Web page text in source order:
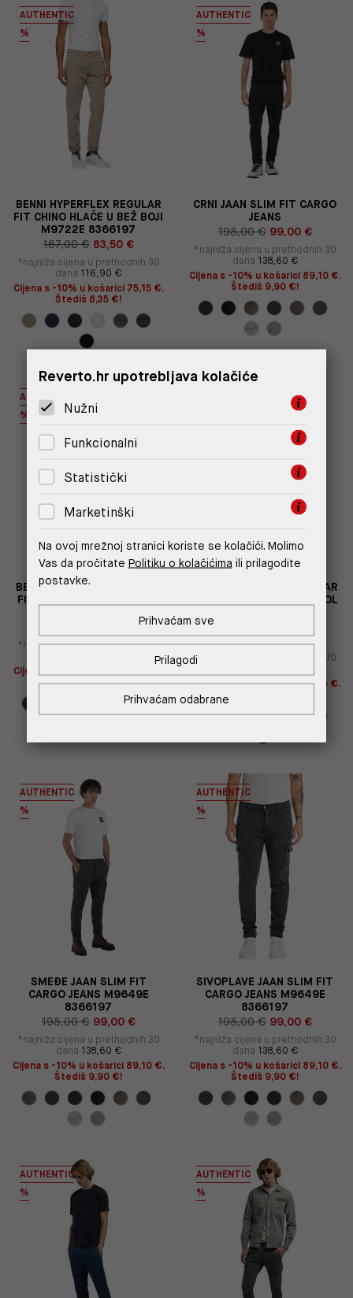
AUTHENTIC
%
BENNI HYPERFLEX REGULAR
FIT CHINO HLAČE U BEŽ BOJI
M9722E 8366197
167,00 € 83,50 €
*najniža cijena u prethodnih 30
dana 116,90 €
Cijena s -10% u košarici 75,15 €.
Štediš 8,35 €!
AUTHENTIC
%
CRNI JAAN SLIM FIT CARGO
JEANS
198,00 € 99,00 €
*najniža cijena u prethodnih 30
dana 138,60 €
Cijena s -10% u košarici 89,10 €.
Štediš 9,90 €!
AUTHENTIC
%
BENNI HYPERFLEX REGULAR
FIT CHINO HLAČE U PLAVOJ
*najniža cijena u prethodnih 30
Cijena s -10% u košarici 75,15 €.
Štediš 8,35 €!
BENNI HYPERFLEX REGULAR
FIT CHINO HLAČE U PETROL
167,00 € 83,50 €
*najniža cijena u prethodnih 30
Cijena s -10% u košarici 75,15 €.
AUTHENTIC
%
SMEĐE JAAN SLIM FIT
CARGO JEANS M9649E
8366197
198,00 € 99,00 €
*najniža cijena u prethodnih 30
dana 138,60 €
Cijena s -10% u košarici 89,10 €.
Štediš 9,90 €!
AUTHENTIC
%
SIVOPLAVE JAAN SLIM FIT
CARGO JEANS M9649E
8366197
198,00 € 99,00 €
*najniža cijena u prethodnih 30
dana 138,60 €
Cijena s -10% u košarici 89,10 €.
Štediš 9,90 €!
AUTHENTIC
%
AUTHENTIC
%
Reverto.hr upotrebljava kolačiće
Nužni
Funkcionalni
Statistički
Marketinški
Na ovoj mrežnoj stranici koriste se kolačići. Molimo
Vas da pročitate Politiku o kolačićima ili prilagodite
postavke.
Prihvaćam odabrane
Prilagodi
Prihvaćam sve